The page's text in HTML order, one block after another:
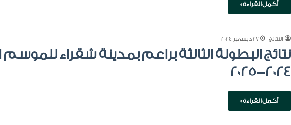
أكمل القراءة »
النتائج 27 ديسمبر، 2024
نتائج البطولة الثالثة براعم بمدينة شقراء للموسم
2024-2025
أكمل القراءة »